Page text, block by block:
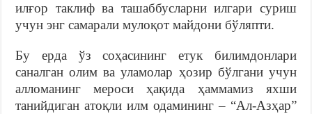
илғор таклиф ва ташаббусларни илгари суриш
учун энг самарали мулоқот майдони бўляпти.
Бу ерда ўз соҳасининг етук билимдонлари
саналган олим ва уламолар ҳозир бўлгани учун
алломанинг мероси ҳақида ҳаммамиз яхши
танийдиган атоқли илм одамининг – “Ал-Азҳар”